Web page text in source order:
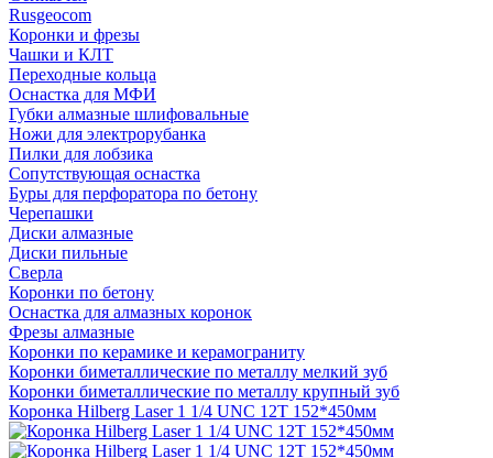
Rusgeocom
Коронки и фрезы
Чашки и КЛТ
Переходные кольца
Оснастка для МФИ
Губки алмазные шлифовальные
Ножи для электрорубанка
Пилки для лобзика
Сопутствующая оснастка
Буры для перфоратора по бетону
Черепашки
Диски алмазные
Диски пильные
Сверла
Коронки по бетону
Оснастка для алмазных коронок
Фрезы алмазные
Коронки по керамике и керамограниту
Коронки биметаллические по металлу мелкий зуб
Коронки биметаллические по металлу крупный зуб
Коронка Hilberg Laser 1 1/4 UNC 12T 152*450мм